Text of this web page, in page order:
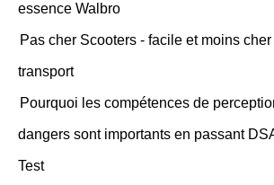
essence Walbro
Pas cher Scooters - facile et moins
transport
Pourquoi les compétences de
dangers sont importants en passant
Test